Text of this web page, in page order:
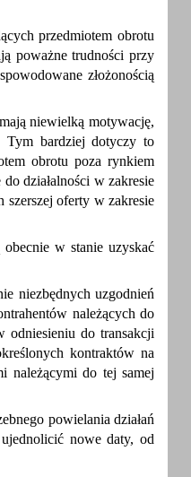
przedmiotem obrotu
poważne trudności przy
złożonością
niewielką motywację,
Tym bardziej dotyczy to
obrotu poza rynkiem
działalności w zakresie
szerszej oferty w zakresie
w stanie uzyskać
niezbędnych uzgodnień
należących do
odniesieniu do transakcji
kontraktów na
należącymi do tej samej
powielania działań
nowe daty, od